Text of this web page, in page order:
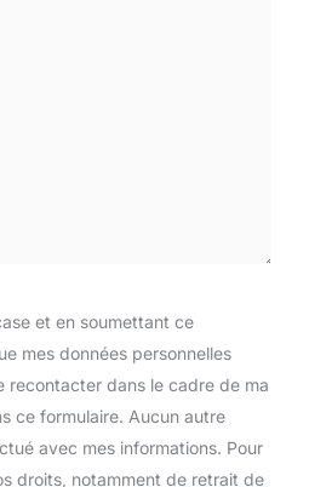
et en soumettant ce
mes données personnelles
recontacter dans le cadre de ma
ce formulaire. Aucun autre
avec mes informations. Pour
droits, notamment de retrait de